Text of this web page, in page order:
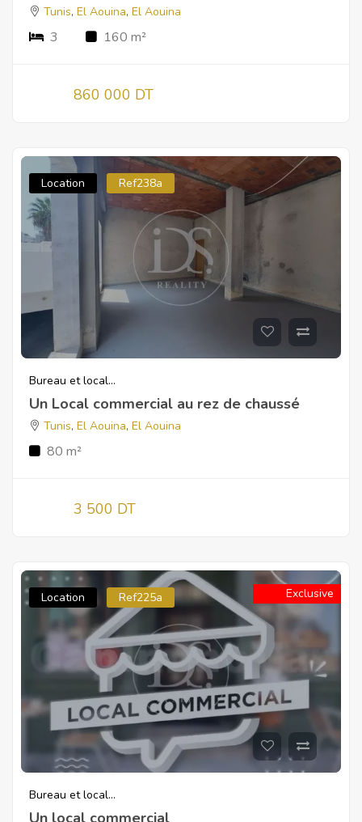
Tunis, El Aouina, El Aouina
3 160 m²
860 000 DT
Location Ref238a
Bureau et local...
Un Local commercial au rez de chaussé
Tunis, El Aouina, El Aouina
80 m²
3 500 DT
Location Ref225a Exclusive
Bureau et local...
Un local commercial